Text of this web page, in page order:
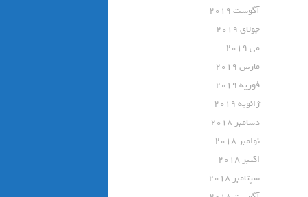
آگوست 2019
جولای 2019
می 2019
مارس 2019
فوریه 2019
ژانویه 2019
دسامبر 2018
نوامبر 2018
اکتبر 2018
سپتامبر 2018